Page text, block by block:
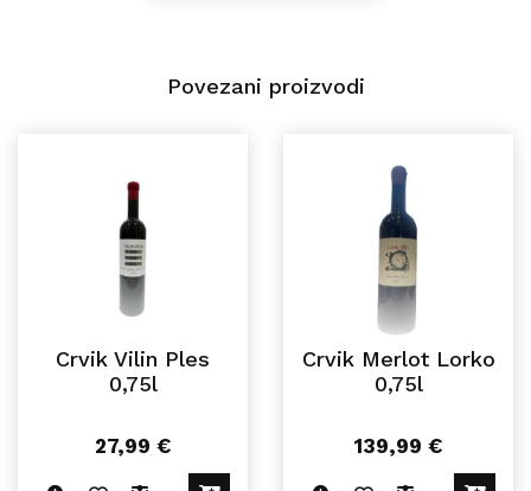
Povezani proizvodi
Crvik Vilin Ples
0,75l
27,99 €
Crvik Merlot Lorko
0,75l
139,99 €